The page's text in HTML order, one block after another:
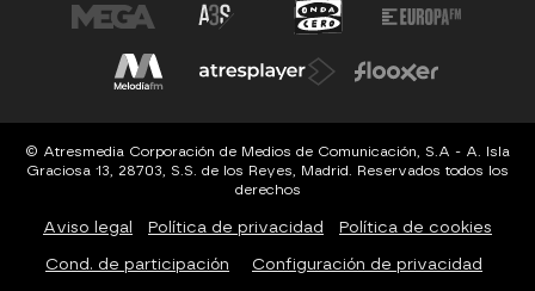
© Atresmedia Corporación de Medios de Comunicación, S.A - A. Isla
Graciosa 13, 28703, S.S. de los Reyes, Madrid. Reservados todos los
derechos
Aviso legal Política de privacidad Política de cookies
Cond. de participación Configuración de privacidad